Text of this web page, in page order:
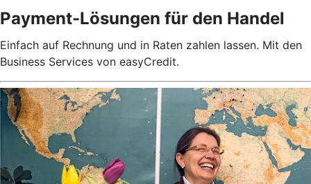
Payment-Lösungen für den Handel
Einfach auf Rechnung und in Raten zahlen lassen. Mit den
Business Services von easyCredit.